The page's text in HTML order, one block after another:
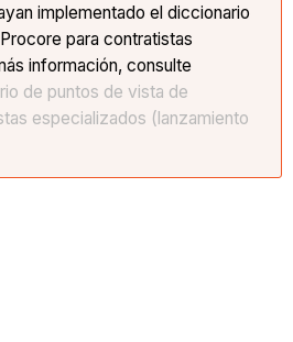
implementado el diccionario
para contratistas
información, consulte
de puntos de vista de
especializados (lanzamiento